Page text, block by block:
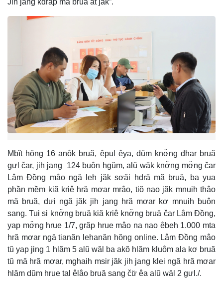
Jih jang kdrăp mă bruă ăt jăk”.
Mbĭt hŏng 16 anôk bruă, êpul êya, dŭm knơ̆ng dhar bruă
gưl čar, jih jang 124 ƀuôn hgŭm, alŭ wăk knơ̆ng mơ̆ng čar
Lâm Đồng mâo ngă leh jăk sơăi hdră mă bruă, ba yua
phần mềm kiă kriê hră mơar mrâo, tiŏ nao jăk mnuih thâo
mă bruă, dưi ngă jăk jih jang hră mơar kơ mnuih ƀuôn
sang. Tui si knơ̆ng bruă kiă kriê knơ̆ng bruă čar Lâm Đồng,
yap mơ̆ng hrue 1/7, grăp hrue mâo na nao êbeh 1.000 mta
hră mơar ngă tianăn lehanăn hŏng online. Lâm Đồng mâo
tŭ yap jing 1 hlăm 5 alŭ wăl ba akŏ hlăm kluôm ala kơ bruă
tŭ mă hră mơar, mghaih msir jăk jih jang klei ngă hră mơar
hlăm dŭm hrue tal êlâo bruă sang čư̆ êa alŭ wăl 2 gưl./.